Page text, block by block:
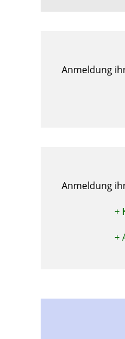
Anmeldung
Anmeldung
+
+